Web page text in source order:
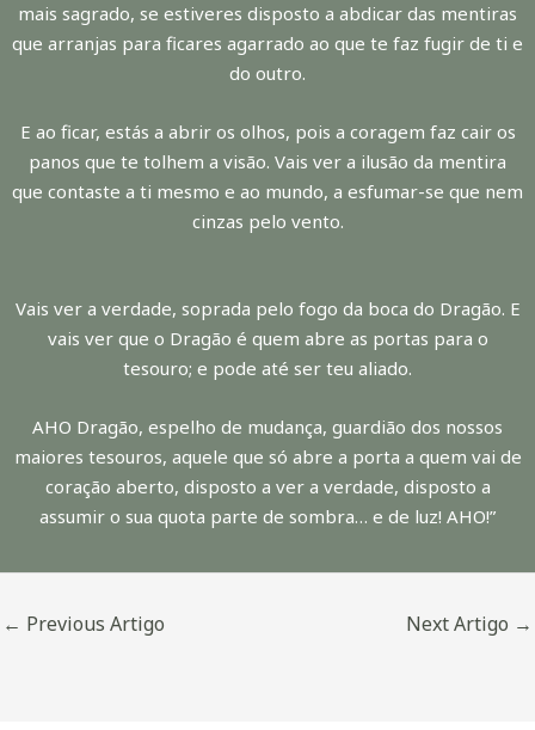
mais sagrado, se estiveres disposto a abdicar das mentiras
que arranjas para ficares agarrado ao que te faz fugir de ti e
do outro.
E ao ficar, estás a abrir os olhos, pois a coragem faz cair os
panos que te tolhem a visão. Vais ver a ilusão da mentira
que contaste a ti mesmo e ao mundo, a esfumar-se que nem
cinzas pelo vento.
Vais ver a verdade, soprada pelo fogo da boca do Dragão. E
vais ver que o Dragão é quem abre as portas para o
tesouro; e pode até ser teu aliado.
AHO Dragão, espelho de mudança, guardião dos nossos
maiores tesouros, aquele que só abre a porta a quem vai de
coração aberto, disposto a ver a verdade, disposto a
assumir o sua quota parte de sombra… e de luz! AHO!”
← Previous Artigo Next Artigo →